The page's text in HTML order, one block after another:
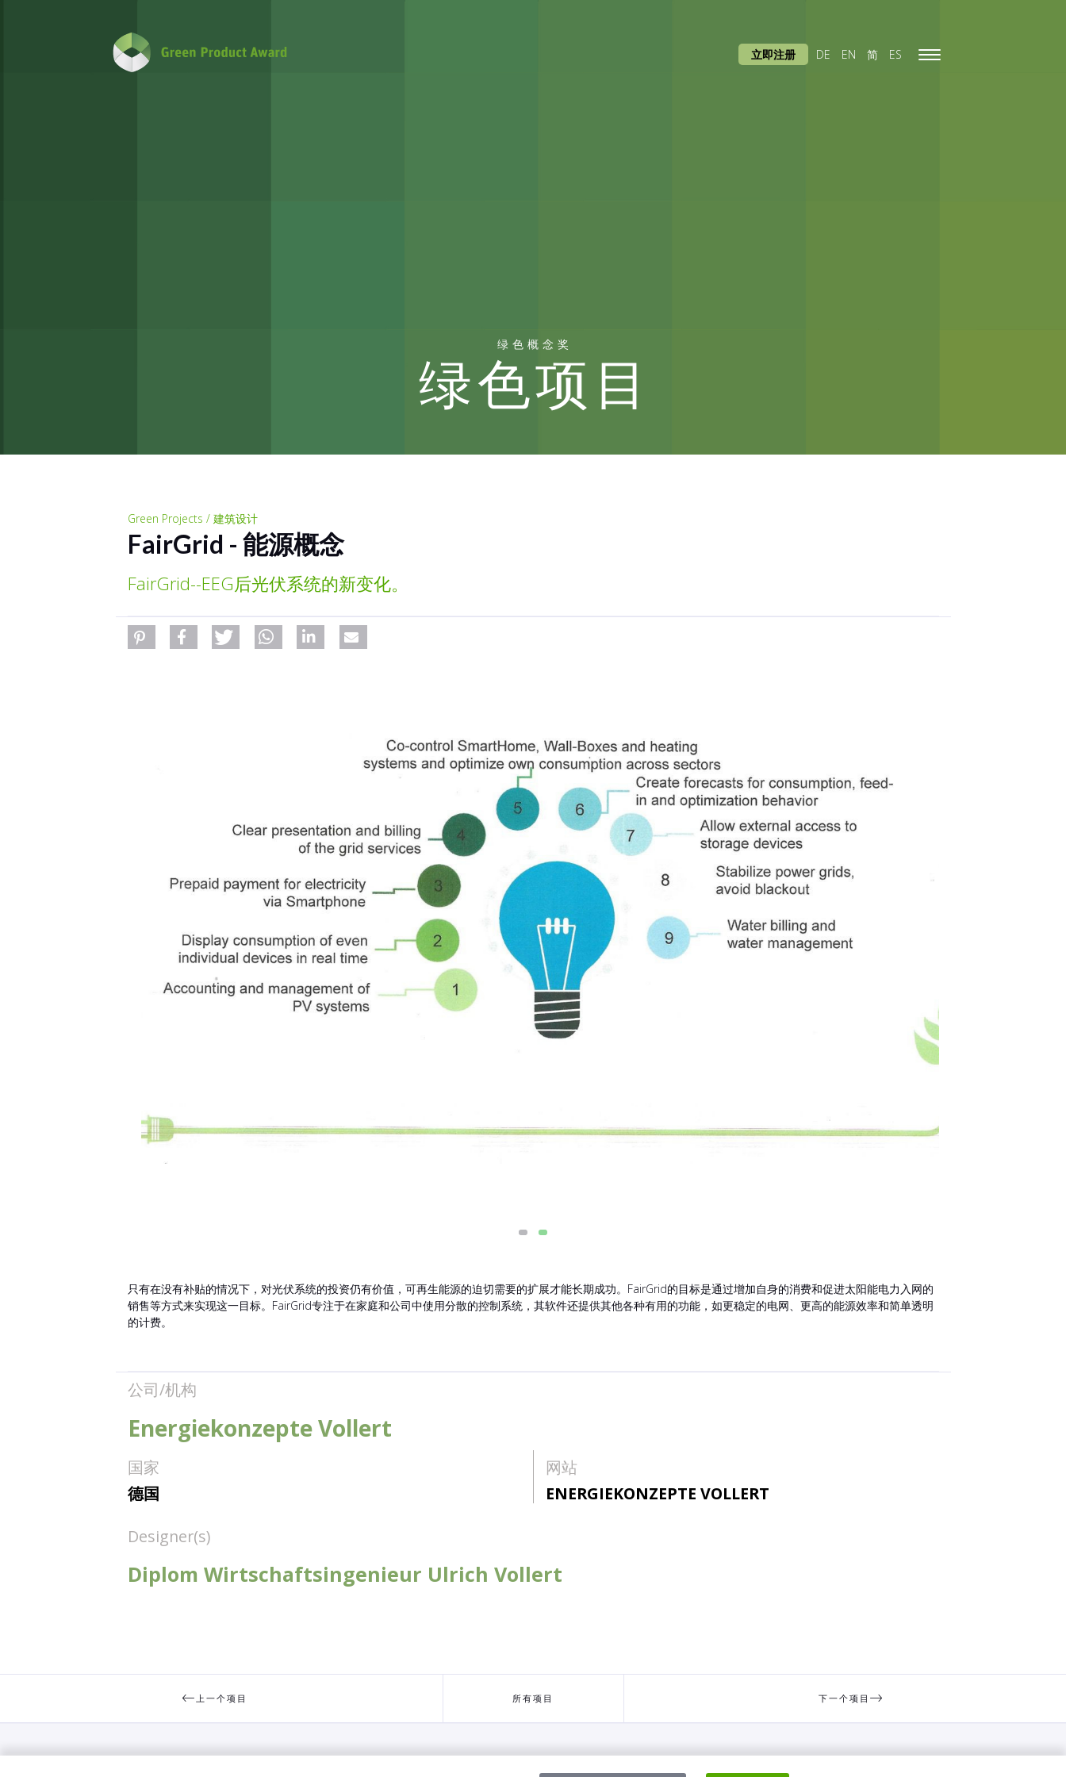
绿色概念奖
绿色项目
Toggle
立即注册 DE EN 简 ES
Green Projects / 建筑设计
FairGrid - 能源概念
FairGrid--EEG后光伏系统的新变化。
只有在没有补贴的情况下，对光伏系统的投资仍有价值，可再生能源的迫切需要的扩展才能长期成功。FairGrid的目标是通过增加自身的消费和促进太阳能电力入网的
销售等方式来实现这一目标。FairGrid专注于在家庭和公司中使用分散的控制系统，其软件还提供其他各种有用的功能，如更稳定的电网、更高的能源效率和简单透明
的计费。
公司/机构
Energiekonzepte Vollert
国家
德国
网站
ENERGIEKONZEPTE VOLLERT
Designer(s)
Diplom Wirtschaftsingenieur Ulrich Vollert
上一个项目 所有项目 下一个项目